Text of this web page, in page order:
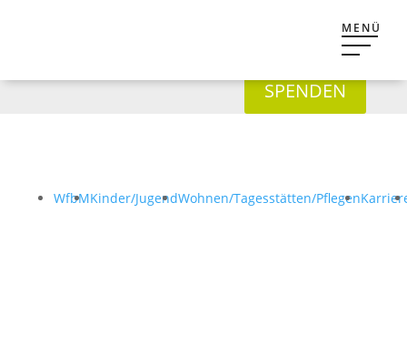
SPENDEN
WfbMKinder/JugendWohnen/Tagesstätten/Pflegen